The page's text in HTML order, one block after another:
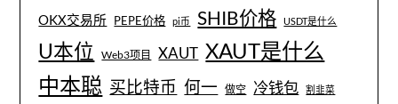
OKX交易所 PEPE价格 pi币 SHIB价格 USDT是什么
U本位 Web3项目 XAUT XAUT是什么
中本聪 买比特币 何一 做空 冷钱包 割韭菜